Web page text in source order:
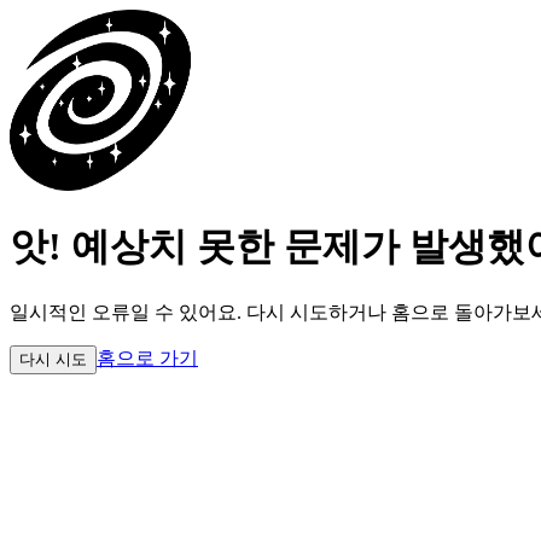
앗! 예상치 못한 문제가 발생했
일시적인 오류일 수 있어요. 다시 시도하거나 홈으로 돌아가보
다시 시도 홈으로 가기